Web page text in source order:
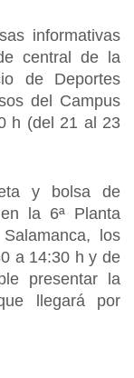
informativas
central de la
de Deportes
del Campus
h (del 21 al 23
y bolsa de
la 6ª Planta
los
a 14:30 h y de
presentar la
llegará por